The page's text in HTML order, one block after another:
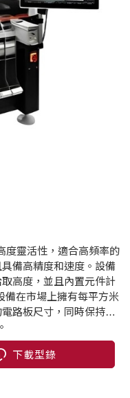
度靈活性，適合高頻率的
備高精度和速度。設備
高度，並且內置元件計
備在市場上擁有每平方米
路板尺寸，同時保持系
下載型錄